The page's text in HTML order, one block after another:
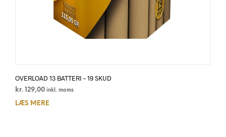
OVERLOAD 13 BATTERI – 19 SKUD
kr. 129,00 inkl. moms
LÆS MERE